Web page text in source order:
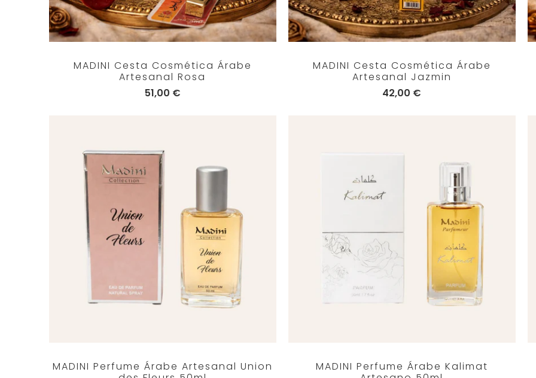
MADINI Cesta Cosmética Árabe
Artesanal Rosa
51,00 €
MADINI Cesta Cosmética Árabe
Artesanal Jazmin
42,00 €
MADINI Perfume Árabe Artesanal Union
MADINI Perfume Árabe Kalimat